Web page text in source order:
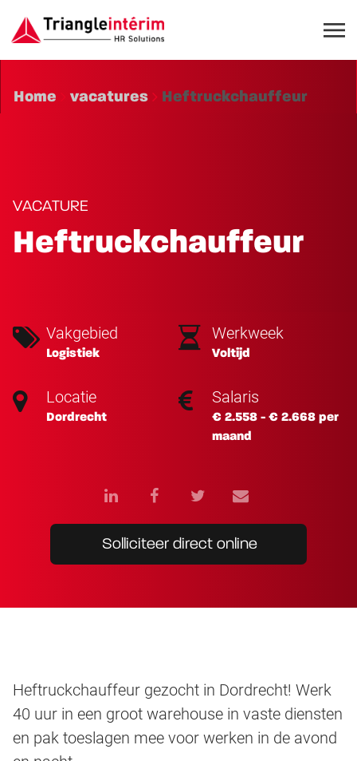
Home vacatures Heftruckchauffeur
VACATURE
Heftruckchauffeur
Vakgebied
Logistiek
Werkweek
Voltijd
Locatie
Dordrecht
Salaris
€ 2.558 - € 2.668 per
maand
Solliciteer direct online
Heftruckchauffeur gezocht in Dordrecht! Werk
40 uur in een groot warehouse in vaste diensten
en pak toeslagen mee voor werken in de avond